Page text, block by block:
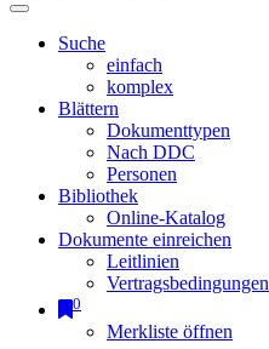
Suche
einfach
komplex
Blättern
Dokumenttypen
Nach DDC
Personen
Bibliothek
Online-Katalog
Dokumente einreichen
Leitlinien
Vertragsbedingungen
0
Merkliste öffnen